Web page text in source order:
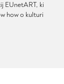
EUnetART, ki
how o kulturi